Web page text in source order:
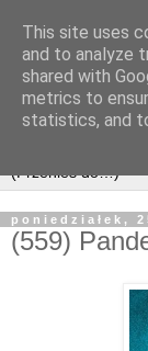
poniedziałek,
(559)
This site uses
and to analyze
shared with
metrics to
statistics, and